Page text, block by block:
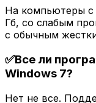
На компьютеры с
Гб, со слабым
с обычным
✅Все ли
Windows 7?
Нет не все.